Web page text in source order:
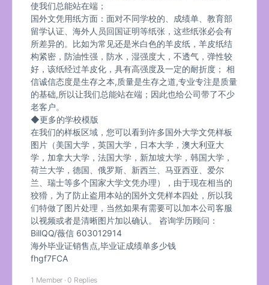
使我们总能站在端；
国外文凭用纸方面：面对不同学校的、成绩单、教育部
留学认证、海外人员回国证明等纸张，这些纸张必会有
所差异的。比如为常见还是米白色的羊皮纸，羊皮纸结
构紧密，防油性强，防水，湿强度大，不透气，弹性较
好，该纸经过羊皮化，具有高强度及一定的耐折度； 相
信诚信态度是生存之本,质量是生存之道,专业专注是质量
的基础,所以让我们总能站在端；因此也给公司带了不少
老客户。
◆更多的学校模版
在我们的样板区域，您可以看到许多国外大学文凭样板
图片（美国大学，英国大学，日本大学，澳大利亚大
学，加拿大大学，法国大学，新加坡大学，韩国大学，
荷兰大学，德国、俄罗斯、新西兰、马亚西亚、爱尔
兰、瑞士等多个国家大学文凭办理），由于现在相当的
狡猾，为了防止盗用本站的国外文凭样本四处，所以我
们特做了图片处理，当然如果有需要可以加本公司客服
以视频或者是清晰图片加以确认。 咨询学历顾问：
BillQQ/薇信 603012914
海外毕业证销售点,毕业证成绩单多少钱
fhgf7FCA
1 Member · 0 Replies